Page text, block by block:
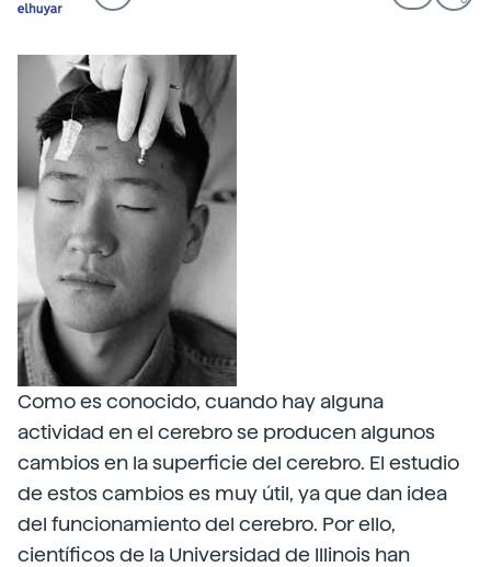
Como es conocido, cuando hay alguna
actividad en el cerebro se producen algunos
cambios en la superficie del cerebro. El estudio
de estos cambios es muy útil, ya que dan idea
del funcionamiento del cerebro. Por ello,
científicos de la Universidad de Illinois han